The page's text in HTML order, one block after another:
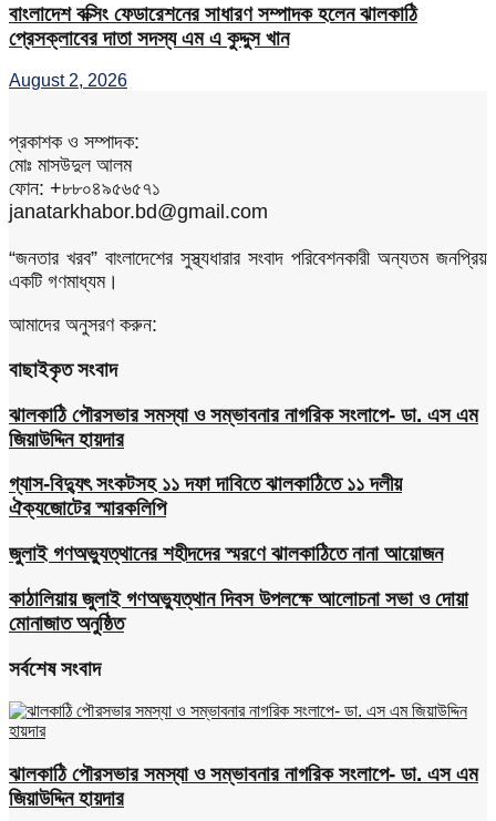
বাংলাদেশ বক্সিং ফেডারেশনের সাধারণ সম্পাদক হলেন ঝালকাঠি
প্রেসক্লাবের দাতা সদস্য এম এ কুদ্দুস খান
August 2, 2026
প্রকাশক ও সম্পাদক:
মোঃ মাসউদুল আলম
ফোন: +৮৮০৪৯৫৬৫৭১
janatarkhabor.bd@gmail.com
“জনতার খরব” বাংলাদেশের সুস্থ্যধারার সংবাদ পরিবেশনকারী অন্যতম জনপ্রিয়
একটি গণমাধ্যম।
আমাদের অনুসরণ করুন:
বাছাইকৃত সংবাদ
ঝালকাঠি পৌরসভার সমস্যা ও সম্ভাবনার নাগরিক সংলাপে- ডা. এস এম
জিয়াউদ্দিন হায়দার
গ্যাস-বিদ্যুৎ সংকটসহ ১১ দফা দাবিতে ঝালকাঠিতে ১১ দলীয়
ঐক্যজোটের স্মারকলিপি
জুলাই গণঅভ্যুত্থানের শহীদদের স্মরণে ঝালকাঠিতে নানা আয়োজন
কাঠালিয়ায় জুলাই গণঅভ্যুত্থান দিবস উপলক্ষে আলোচনা সভা ও দোয়া
মোনাজাত অনুষ্ঠিত
সর্বশেষ সংবাদ
ঝালকাঠি পৌরসভার সমস্যা ও সম্ভাবনার নাগরিক সংলাপে- ডা. এস এম
জিয়াউদ্দিন হায়দার